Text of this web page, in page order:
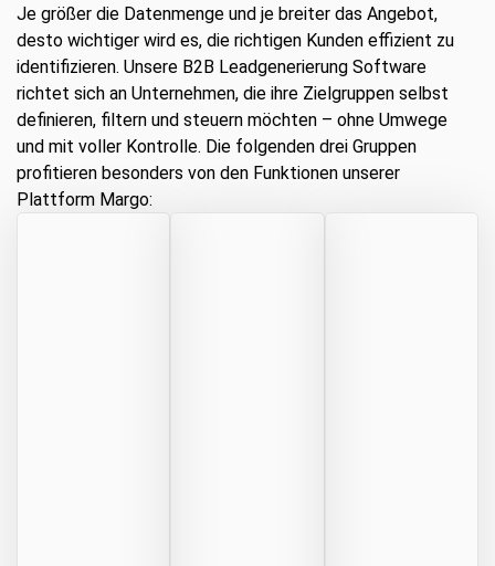
Je größer die Datenmenge und je breiter das Angebot,
desto wichtiger wird es, die richtigen Kunden effizient zu
identifizieren. Unsere B2B Leadgenerierung Software
richtet sich an Unternehmen, die ihre Zielgruppen selbst
definieren, filtern und steuern möchten – ohne Umwege
und mit voller Kontrolle. Die folgenden drei Gruppen
profitieren besonders von den Funktionen unserer
Plattform Margo: